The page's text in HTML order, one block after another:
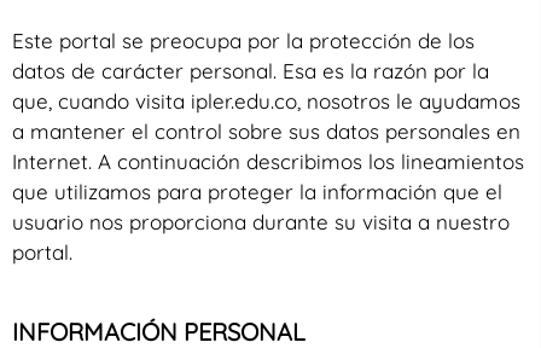
Este portal se preocupa por la protección de los
datos de carácter personal. Esa es la razón por la
que, cuando visita ipler.edu.co, nosotros le ayudamos
a mantener el control sobre sus datos personales en
Internet. A continuación describimos los lineamientos
que utilizamos para proteger la información que el
usuario nos proporciona durante su visita a nuestro
portal.
INFORMACIÓN PERSONAL